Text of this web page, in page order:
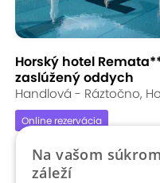
Horský hotel
zaslúžený oddych
Handlová - Ráztočno,
Online rezervácia
316,00 €
Na vašom
záleží